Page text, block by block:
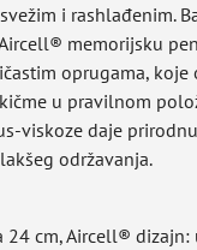
i rashlađenim.
memorijsku
oprugama,
u pravilnom
viskoze daje
održavanja.
24 cm, Aircell®